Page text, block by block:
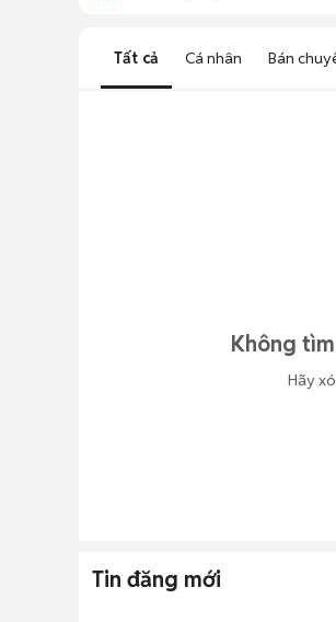
Tất cả Cá nhân Bán
Không
Hãy
Tin đăng mới